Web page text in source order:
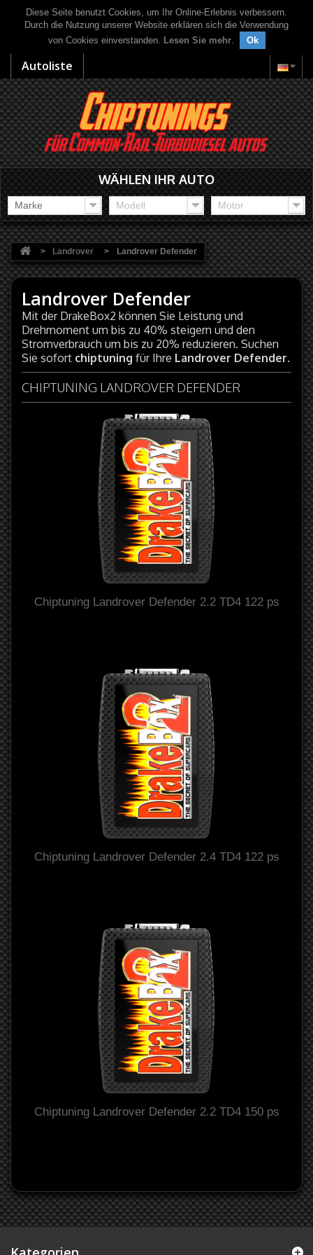
Diese Seite benutzt Cookies, um Ihr Online-Erlebnis verbessern.
Durch die Nutzung unserer Website erklären sich die Verwendung
von Cookies einverstanden. Lesen Sie mehr. Ok
Autoliste
WÄHLEN IHR AUTO
Marke Modell Motor
> Landrover > Landrover Defender
Landrover Defender
Mit der DrakeBox2 können Sie Leistung und
Drehmoment um bis zu 40% steigern und den
Stromverbrauch um bis zu 20% reduzieren. Suchen
Sie sofort chiptuning für Ihre Landrover Defender.
CHIPTUNING LANDROVER DEFENDER
Chiptuning Landrover Defender 2.2 TD4 122 ps
Chiptuning Landrover Defender 2.4 TD4 122 ps
Chiptuning Landrover Defender 2.2 TD4 150 ps